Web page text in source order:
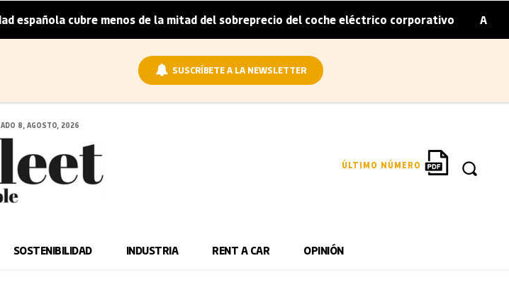
menos de la mitad del sobreprecio del coche eléctrico corporativo | Arval convierte
SUSCRÍBETE A LA NEWSLETTER
8, AGOSTO, 2026
ÚLTIMO NÚMERO
SOSTENIBILIDAD INDUSTRIA RENT A CAR OPINIÓN